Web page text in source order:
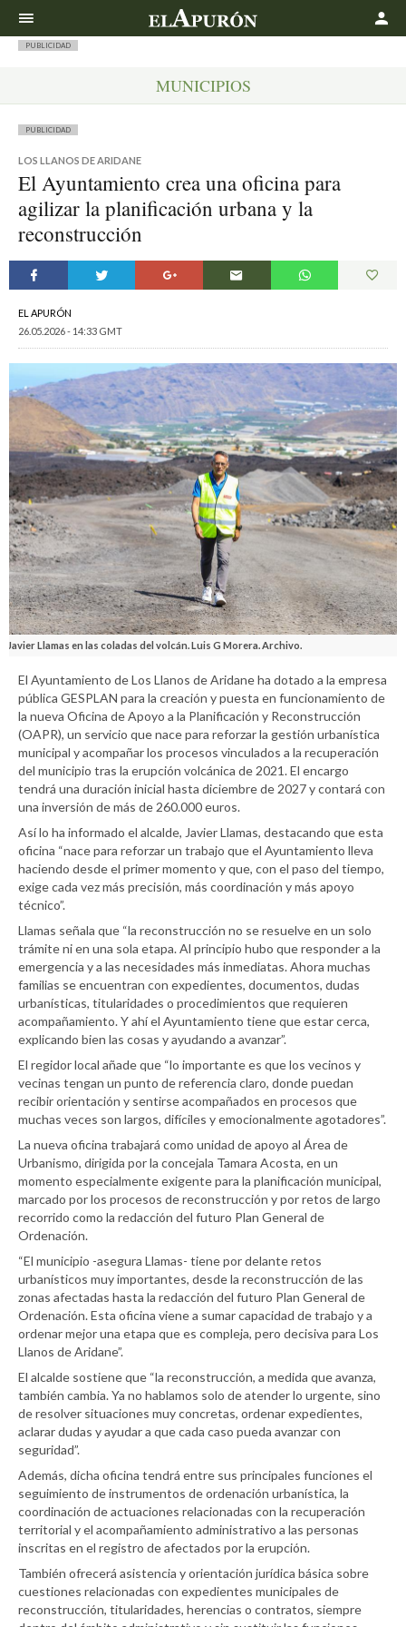
PUBLICIDAD
MUNICIPIOS
PUBLICIDAD
LOS LLANOS DE ARIDANE
El Ayuntamiento crea una oficina para
agilizar la planificación urbana y la
reconstrucción
EL APURÓN
26.05.2026 - 14:33 GMT
Javier Llamas en las coladas del volcán. Luis G Morera. Archivo.
El Ayuntamiento de Los Llanos de Aridane ha dotado a la empresa
pública GESPLAN para la creación y puesta en funcionamiento de
la nueva Oficina de Apoyo a la Planificación y Reconstrucción
(OAPR), un servicio que nace para reforzar la gestión urbanística
municipal y acompañar los procesos vinculados a la recuperación
del municipio tras la erupción volcánica de 2021. El encargo
tendrá una duración inicial hasta diciembre de 2027 y contará con
una inversión de más de 260.000 euros.
Así lo ha informado el alcalde, Javier Llamas, destacando que esta
oficina “nace para reforzar un trabajo que el Ayuntamiento lleva
haciendo desde el primer momento y que, con el paso del tiempo,
exige cada vez más precisión, más coordinación y más apoyo
técnico”.
Llamas señala que “la reconstrucción no se resuelve en un solo
trámite ni en una sola etapa. Al principio hubo que responder a la
emergencia y a las necesidades más inmediatas. Ahora muchas
familias se encuentran con expedientes, documentos, dudas
urbanísticas, titularidades o procedimientos que requieren
acompañamiento. Y ahí el Ayuntamiento tiene que estar cerca,
explicando bien las cosas y ayudando a avanzar”.
El regidor local añade que “lo importante es que los vecinos y
vecinas tengan un punto de referencia claro, donde puedan
recibir orientación y sentirse acompañados en procesos que
muchas veces son largos, difíciles y emocionalmente agotadores”.
La nueva oficina trabajará como unidad de apoyo al Área de
Urbanismo, dirigida por la concejala Tamara Acosta, en un
momento especialmente exigente para la planificación municipal,
marcado por los procesos de reconstrucción y por retos de largo
recorrido como la redacción del futuro Plan General de
Ordenación.
“El municipio -asegura Llamas- tiene por delante retos
urbanísticos muy importantes, desde la reconstrucción de las
zonas afectadas hasta la redacción del futuro Plan General de
Ordenación. Esta oficina viene a sumar capacidad de trabajo y a
ordenar mejor una etapa que es compleja, pero decisiva para Los
Llanos de Aridane”.
El alcalde sostiene que “la reconstrucción, a medida que avanza,
también cambia. Ya no hablamos solo de atender lo urgente, sino
de resolver situaciones muy concretas, ordenar expedientes,
aclarar dudas y ayudar a que cada caso pueda avanzar con
seguridad”.
Además, dicha oficina tendrá entre sus principales funciones el
seguimiento de instrumentos de ordenación urbanística, la
coordinación de actuaciones relacionadas con la recuperación
territorial y el acompañamiento administrativo a las personas
inscritas en el registro de afectados por la erupción.
También ofrecerá asistencia y orientación jurídica básica sobre
cuestiones relacionadas con expedientes municipales de
reconstrucción, titularidades, herencias o contratos, siempre